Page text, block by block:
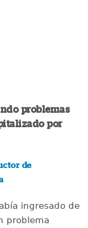
problemas
por
de
ingresado de
problema